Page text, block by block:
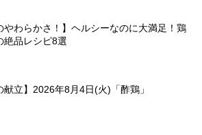
やわらかさ！】ヘルシーなのに大満足！鶏
絶品レシピ8選
献立】2026年8月4日(火)「酢鶏」